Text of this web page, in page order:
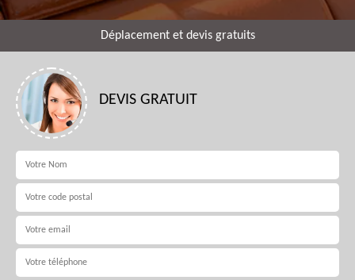
Déplacement et devis gratuits
DEVIS GRATUIT